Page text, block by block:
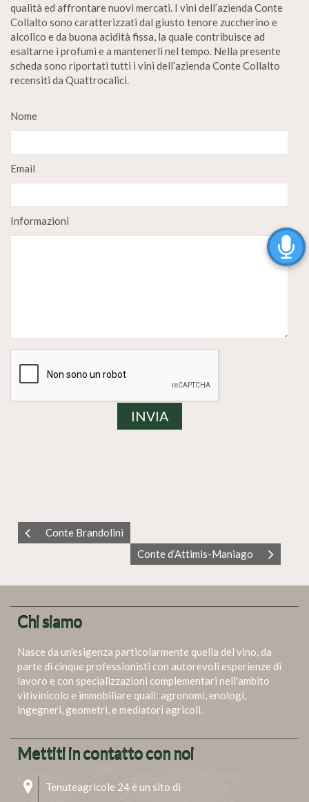
qualità ed affrontare nuovi mercati. I vini dell’azienda Conte
Collalto sono caratterizzati dal giusto tenore zuccherino e
alcolico e da buona acidità fissa, la quale contribuisce ad
esaltarne i profumi e a mantenerli nel tempo. Nella presente
scheda sono riportati tutti i vini dell’azienda Conte Collalto
recensiti da Quattrocalici.
Nome
Email
Informazioni
Conte Brandolini
Conte d’Attimis-Maniago
Chi siamo
Nasce da un'esigenza particolarmente quella del vino, da
parte di cinque professionisti con autorevoli esperienze di
lavoro e con specializzazioni complementari nell'ambito
vitivinicolo e immobiliare quali: agronomi, enologi,
ingegneri, geometri, e mediatori agricoli.
Mettiti in contatto con noi
Tenuteagricole 24 è un sito di